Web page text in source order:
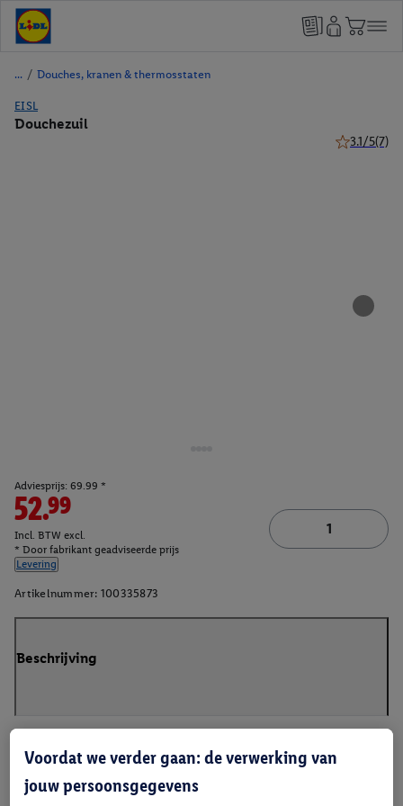
/ Douches, kranen & thermosstaten
EISL
Douchezuil
3.1/5(7)
Adviesprijs: 69.99 *
52.99
Incl. BTW excl.
* Door fabrikant geadviseerde prijs
Levering
Artikelnummer: 100335873
Beschrijving
Voordat we verder gaan: de verwerking van
jouw persoonsgegevens